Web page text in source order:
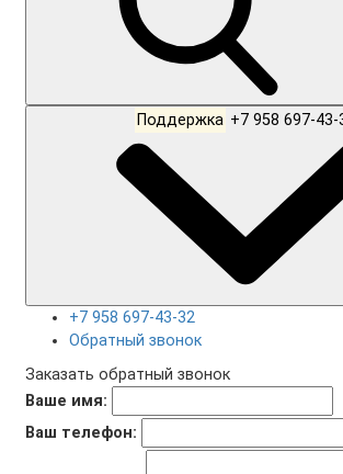
Поддержка
+7 958 697-43-32
Обратный звонок
Заказать обратный звонок
Ваше имя:
Ваш телефон: